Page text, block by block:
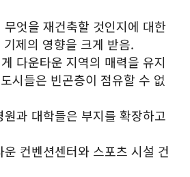
엇을 재건축할 것인지에 대한
제의 영향을 크게 받음.
다운타운 지역의 매력을 유지
시들은 빈곤층이 점유할 수 없
과 대학들은 부지를 확장하고
컨벤션센터와 스포츠 시설 건